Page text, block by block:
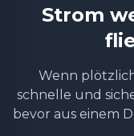
Strom
Wenn
schnelle und
bevor aus einem